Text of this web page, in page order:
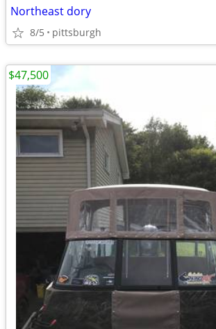
Northeast dory
8/5 pittsburgh
$47,500